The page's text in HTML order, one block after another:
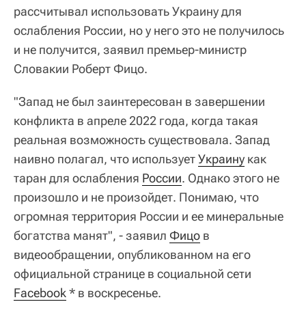
рассчитывал использовать Украину для
ослабления России, но у него это не получилось
и не получится, заявил премьер-министр
Словакии Роберт Фицо.
"Запад не был заинтересован в завершении
конфликта в апреле 2022 года, когда такая
реальная возможность существовала. Запад
наивно полагал, что используетУкраину как
таран для ослабления России. Однако этого не
произошло и не произойдет. Понимаю, что
огромная территория России и ее минеральные
богатства манят", - заявил Фицо в
видеообращении, опубликованном на его
официальной странице в социальной сети
Facebook* в воскресенье.